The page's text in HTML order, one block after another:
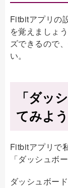
Fitbitアプリの
を覚えましょ
ズできるので
い。
「ダッ
てみよう
Fitbitアプリで
「ダッシュボ
ダッシュボー